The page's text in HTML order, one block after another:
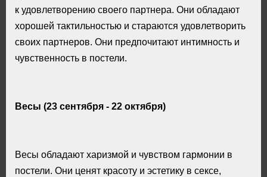
к удовлетворению своего партнера. Они обладают
хорошей тактильностью и стараются удовлетворить
своих партнеров. Они предпочитают интимность и
чувственность в постели.
Весы (23 сентября - 22 октября)
Весы обладают харизмой и чувством гармонии в
постели. Они ценят красоту и эстетику в сексе,